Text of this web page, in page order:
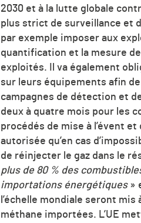
2030 et à la lutte globale
plus strict de surveillance et
par exemple imposer aux
quantification et la mesure
exploités. Il va également
sur leurs équipements afin
campagnes de détection et
deux à quatre mois pour les
procédés de mise à l’évent
autorisée qu’en cas
de réinjecter le gaz dans le
plus de 80 % des
importations énergétiques»
l’échelle mondiale seront
méthane importées. L’UE